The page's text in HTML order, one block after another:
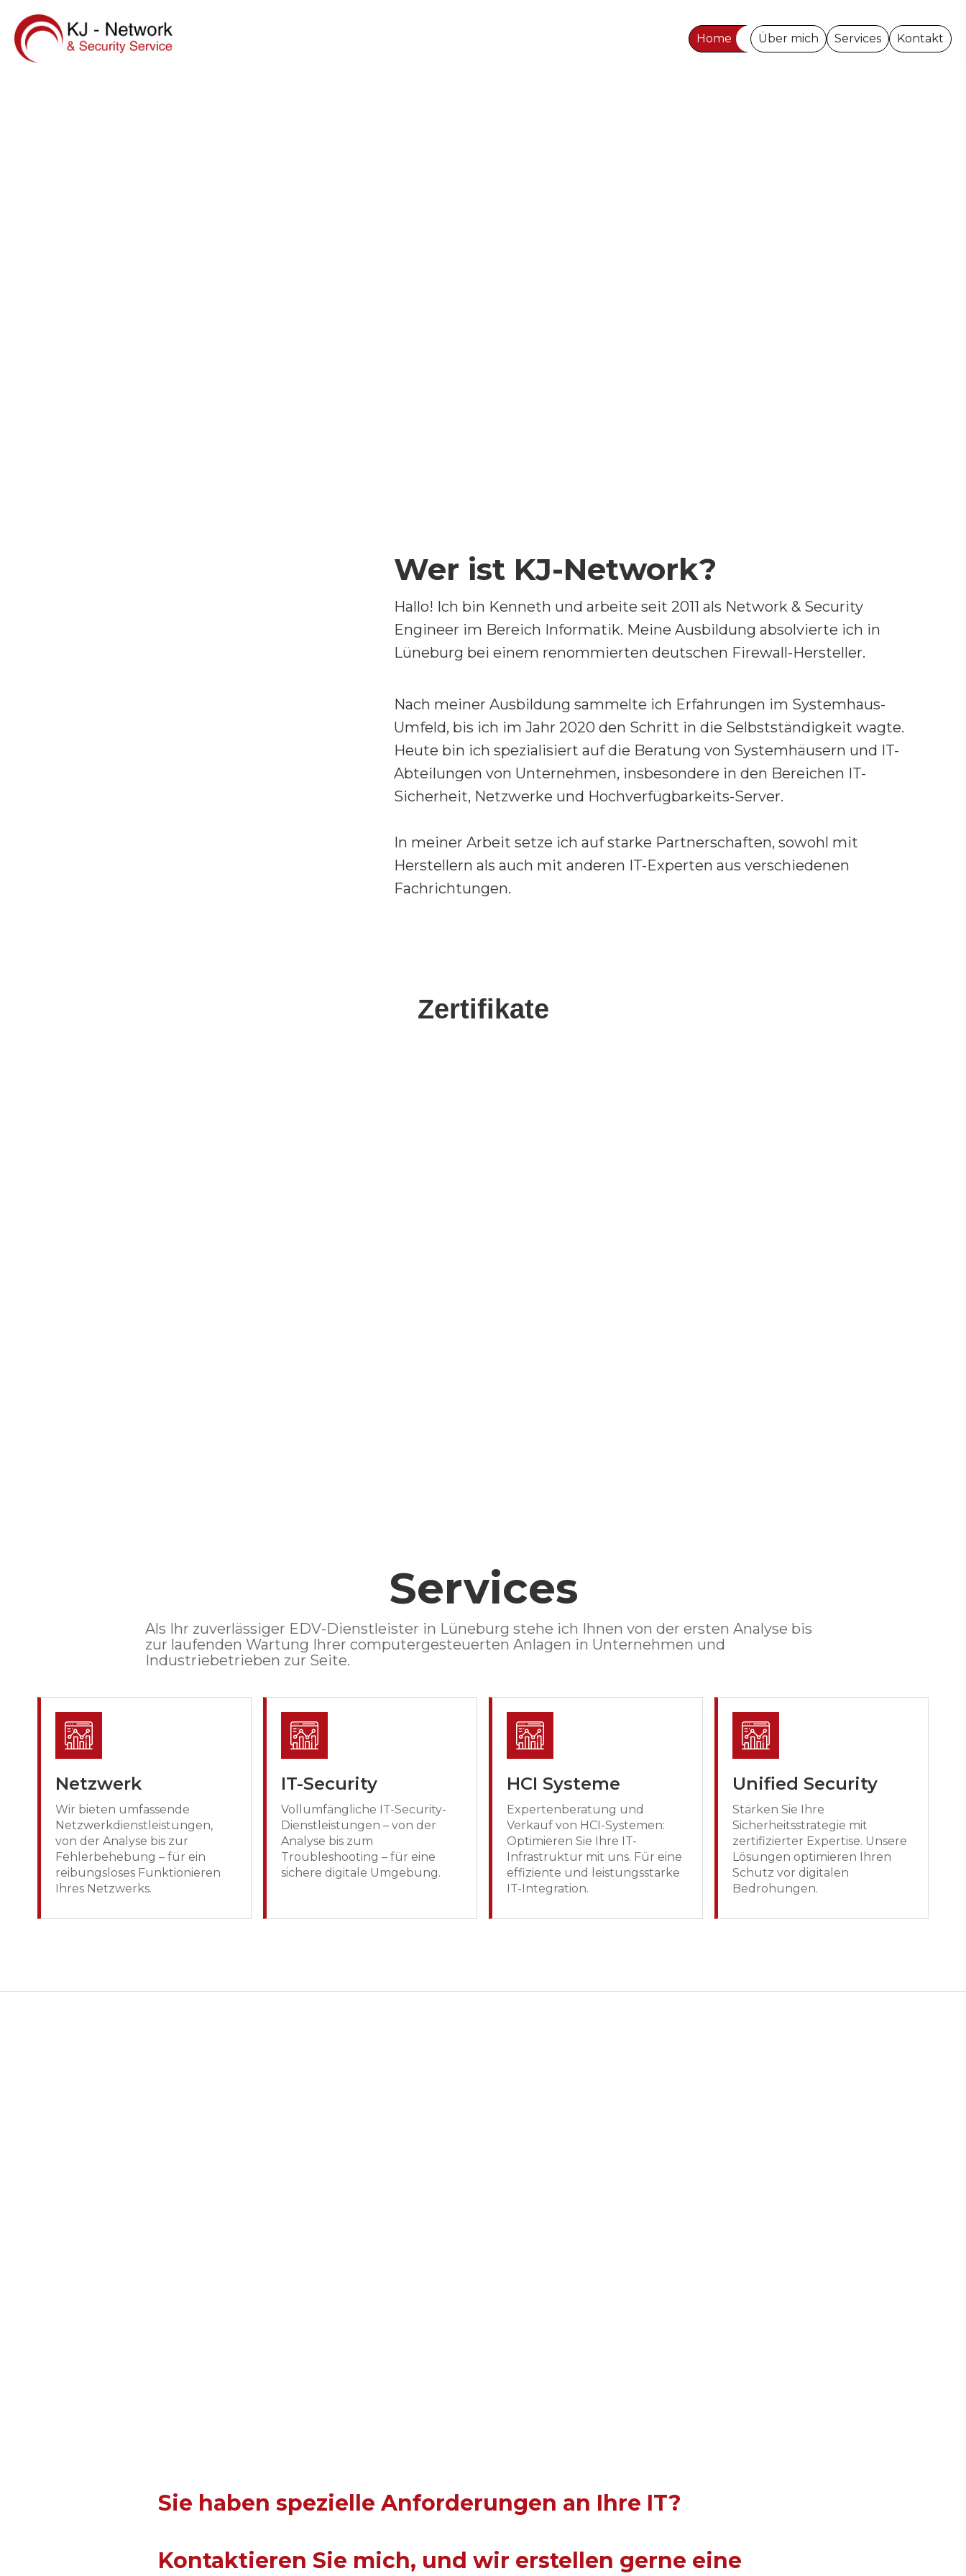
Home Über mich Services Kontakt
Wer ist KJ-Network?
Hallo! Ich bin Kenneth und arbeite seit 2011 als Network & Security
Engineer im Bereich Informatik. Meine Ausbildung absolvierte ich in
Lüneburg bei einem renommierten deutschen Firewall-Hersteller.
Nach meiner Ausbildung sammelte ich Erfahrungen im Systemhaus-
Umfeld, bis ich im Jahr 2020 den Schritt in die Selbstständigkeit wagte.
Heute bin ich spezialisiert auf die Beratung von Systemhäusern und IT-
Abteilungen von Unternehmen, insbesondere in den Bereichen IT-
Sicherheit, Netzwerke und Hochverfügbarkeits-Server.
In meiner Arbeit setze ich auf starke Partnerschaften, sowohl mit
Herstellern als auch mit anderen IT-Experten aus verschiedenen
Fachrichtungen.
Zertifikate
Services
Als Ihr zuverlässiger EDV-Dienstleister in Lüneburg stehe ich Ihnen von der ersten Analyse bis
zur laufenden Wartung Ihrer computergesteuerten Anlagen in Unternehmen und
Industriebetrieben zur Seite.
Netzwerk
Wir bieten umfassende
Netzwerkdienstleistungen,
von der Analyse bis zur
Fehlerbehebung – für ein
reibungsloses Funktionieren
Ihres Netzwerks.
IT-Security
Vollumfängliche IT-Security-
Dienstleistungen – von der
Analyse bis zum
Troubleshooting – für eine
sichere digitale Umgebung.
HCI Systeme
Expertenberatung und
Verkauf von HCI-Systemen:
Optimieren Sie Ihre IT-
Infrastruktur mit uns. Für eine
effiziente und leistungsstarke
IT-Integration.
Unified Security
Stärken Sie Ihre
Sicherheitsstrategie mit
zertifizierter Expertise. Unsere
Lösungen optimieren Ihren
Schutz vor digitalen
Bedrohungen.
Sie haben spezielle Anforderungen an Ihre IT?
Kontaktieren Sie mich, und wir erstellen gerne eine